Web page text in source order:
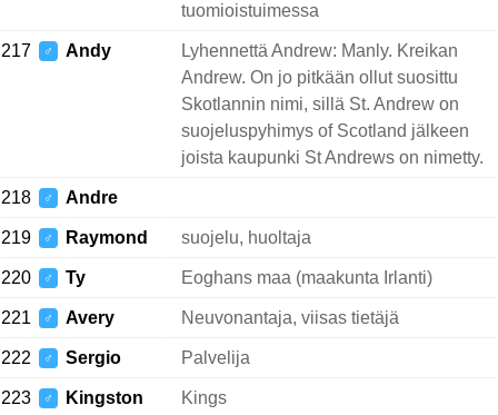
tuomioistuimessa
217 ♂ Andy
Lyhennettä Andrew: Manly. Kreikan
Andrew. On jo pitkään ollut suosittu
Skotlannin nimi, sillä St. Andrew on
suojeluspyhimys of Scotland jälkeen
joista kaupunki St Andrews on nimetty.
218 ♂ Andre
219 ♂ Raymond suojelu, huoltaja
220 ♂ Ty Eoghans maa (maakunta Irlanti)
221 ♂ Avery Neuvonantaja, viisas tietäjä
222 ♂ Sergio Palvelija
223 ♂ Kingston Kings